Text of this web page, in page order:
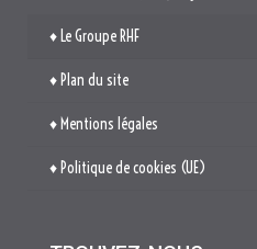
TROUVEZ-NOUS

514. Avenue Jean Monnet